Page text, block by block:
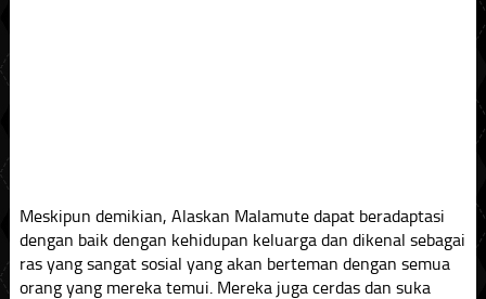
Meskipun demikian, Alaskan Malamute dapat beradaptasi
dengan baik dengan kehidupan keluarga dan dikenal sebagai
ras yang sangat sosial yang akan berteman dengan semua
orang yang mereka temui. Mereka juga cerdas dan suka